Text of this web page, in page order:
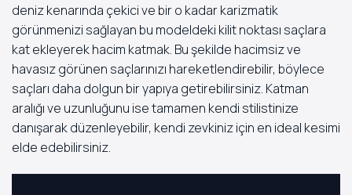
deniz kenarında çekici ve bir o kadar karizmatik
görünmenizi sağlayan bu modeldeki kilit noktası saçlara
kat ekleyerek hacim katmak. Bu şekilde hacimsiz ve
havasız görünen saçlarınızı hareketlendirebilir, böylece
saçları daha dolgun bir yapıya getirebilirsiniz. Katman
aralığı ve uzunluğunu ise tamamen kendi stilistinize
danışarak düzenleyebilir, kendi zevkiniz için en ideal kesimi
elde edebilirsiniz.